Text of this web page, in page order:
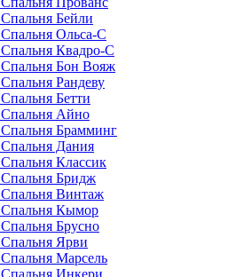
Спальня Бейли
Спальня Ольса-С
Спальня Квадро-С
Спальня Бон Вояж
Спальня Рандеву
Спальня Бетти
Спальня Айно
Спальня Брамминг
Спальня Дания
Спальня Классик
Спальня Бридж
Спальня Винтаж
Спальня Кымор
Спальня Брусно
Спальня Ярви
Спальня Марсель
Спальня Инкери